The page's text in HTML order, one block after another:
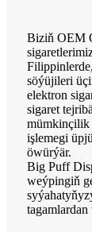
Biziň OEM
söýüjileri
elektron
sigaret
mümkinçilik
işlemegi
öwürýär.
Big Puff
weýpingiň